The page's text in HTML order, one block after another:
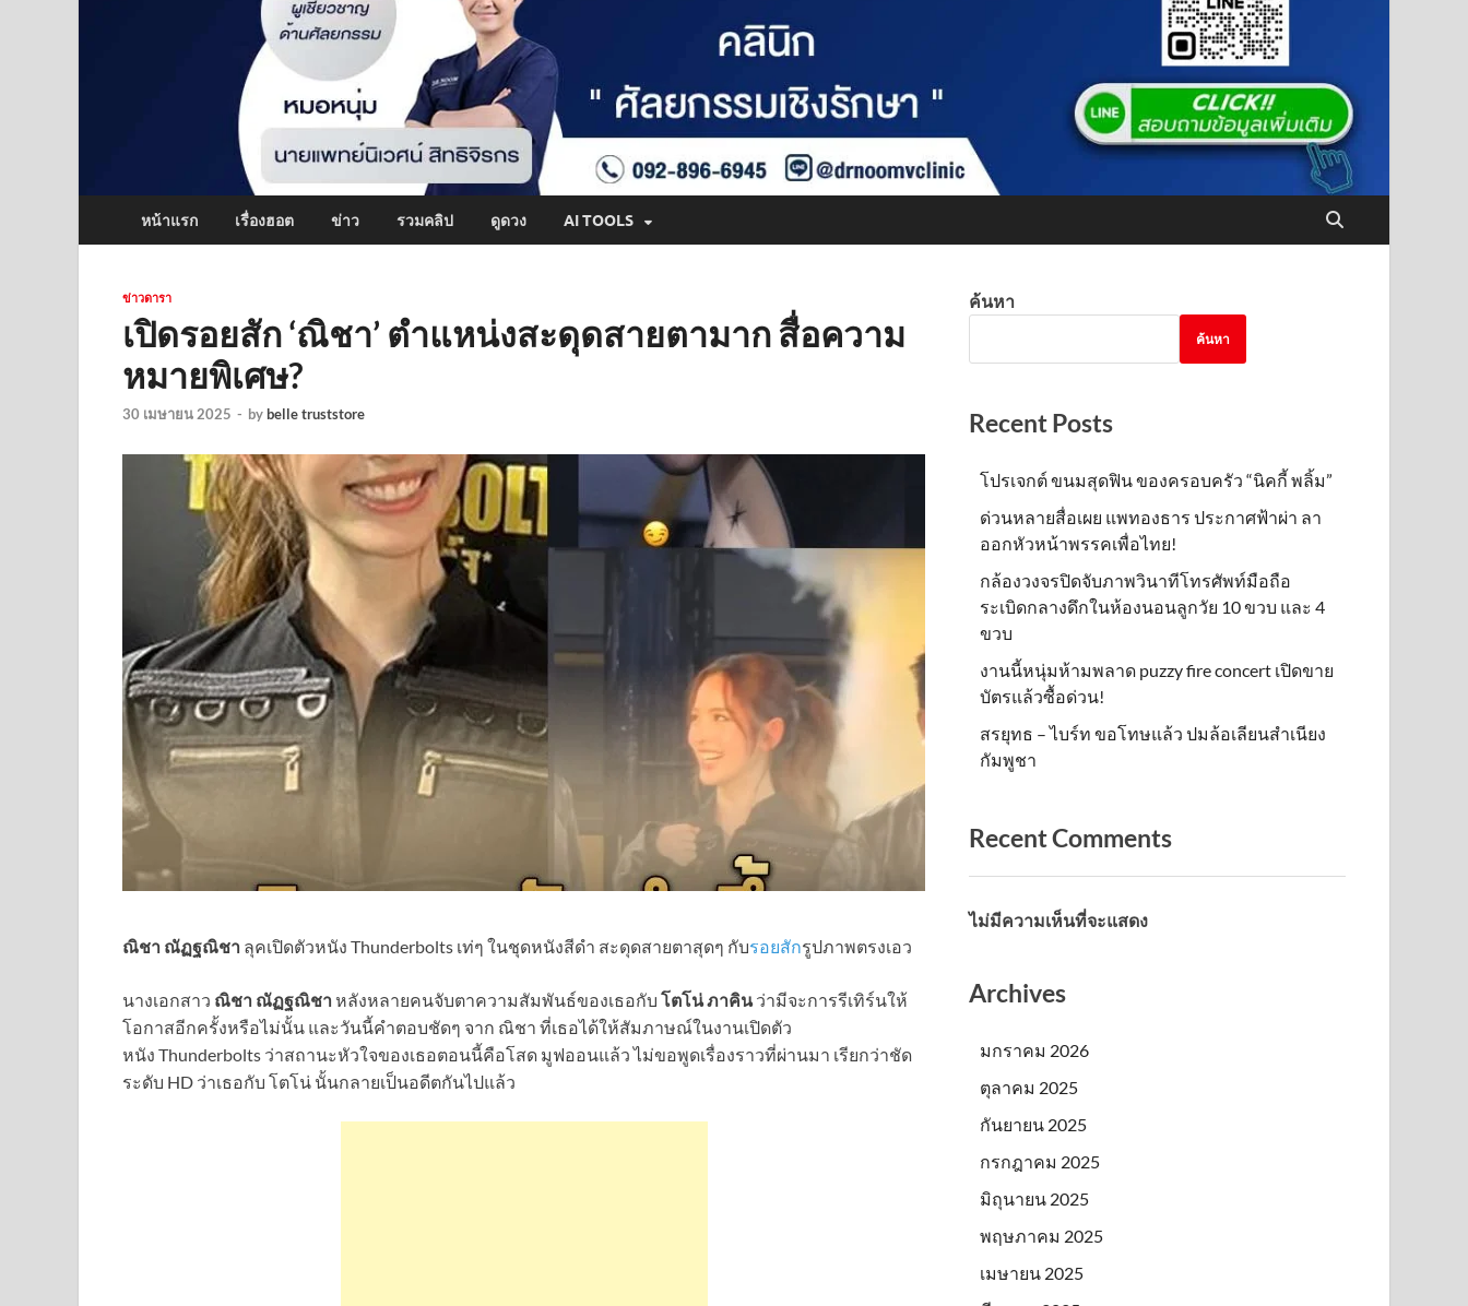
หน้าแรก เรื่องฮอต ข่าว รวมคลิป ดูดวง AI TOOLS
ข่าวดารา
เปิดรอยสัก ‘ณิชา’ ตำแหน่งสะดุดสายตามาก สื่อความ
หมายพิเศษ?
30 เมษายน 2025 - bybelle truststore
ณิชา ณัฏฐณิชา ลุคเปิดตัวหนัง Thunderbolts เท่ๆ ในชุดหนังสีดำ สะดุดสายตาสุดๆ กับรอยสักรูปภาพตรงเอว
นางเอกสาว ณิชา ณัฏฐณิชา หลังหลายคนจับตาความสัมพันธ์ของเธอกับ โตโน่ ภาคินว่ามีจะการรีเทิร์นให้
โอกาสอีกครั้งหรือไม่นั้น และวันนี้คำตอบชัดๆ จาก ณิชา ที่เธอได้ให้สัมภาษณ์ในงานเปิดตัว
หนัง Thunderbolts ว่าสถานะหัวใจของเธอตอนนี้คือโสด มูฟออนแล้ว ไม่ขอพูดเรื่องราวที่ผ่านมา เรียกว่าชัด
ระดับ HD ว่าเธอกับ โตโน่ นั้นกลายเป็นอดีตกันไปแล้ว
ค้นหา
ค้นหา
Recent Posts
โปรเจกต์ ขนมสุดฟิน ของครอบครัว “นิคกี้ พลิ้ม”
ด่วนหลายสื่อเผย แพทองธาร ประกาศฟ้าผ่า ลา
ออกหัวหน้าพรรคเพื่อไทย!
กล้องวงจรปิดจับภาพวินาทีโทรศัพท์มือถือ
ระเบิดกลางดึกในห้องนอนลูกวัย 10 ขวบ และ 4
ขวบ
งานนี้หนุ่มห้ามพลาด puzzy fire concert เปิดขาย
บัตรแล้วซื้อด่วน!
สรยุทธ – ไบร์ท ขอโทษแล้ว ปมล้อเลียนสำเนียง
กัมพูชา
Recent Comments
ไม่มีความเห็นที่จะแสดง
Archives
มกราคม 2026
ตุลาคม 2025
กันยายน 2025
กรกฎาคม 2025
มิถุนายน 2025
พฤษภาคม 2025
เมษายน 2025